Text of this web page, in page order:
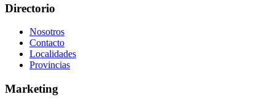
Directorio
Nosotros
Contacto
Localidades
Provincias
Marketing